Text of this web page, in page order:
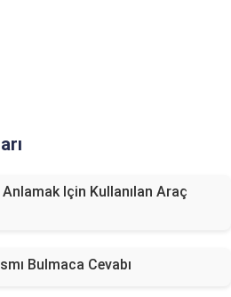
Anlamak Için Kullanılan Araç
Bulmaca Cevabı